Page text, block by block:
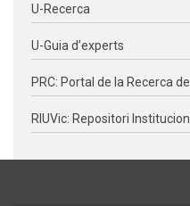
U-Recerca
U-Guia d’experts
PRC: Portal de la Recerca
RIUVic: Repositori